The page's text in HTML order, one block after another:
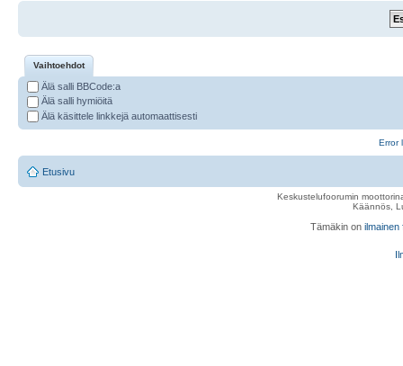
Vaihtoehdot
Älä salli BBCode:a
Älä salli hymiöitä
Älä käsittele linkkejä automaattisesti
Error
Etusivu
Keskustelufoorumin
Käännös,
Tämäkin on ilmainen